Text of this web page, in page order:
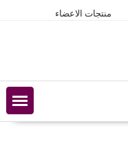
منتجات الاعضاء